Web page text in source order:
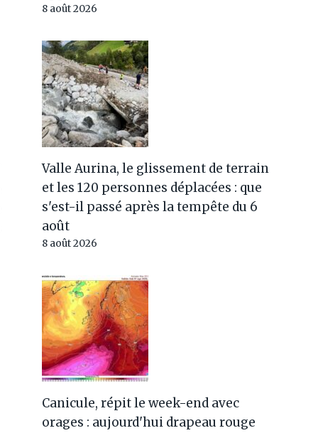
8 août 2026
Valle Aurina, le glissement de terrain
et les 120 personnes déplacées : que
s'est-il passé après la tempête du 6
août
8 août 2026
Canicule, répit le week-end avec
orages : aujourd'hui drapeau rouge